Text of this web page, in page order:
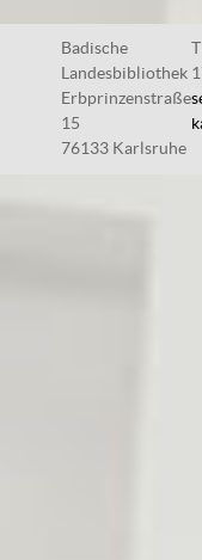
Badische
Landesbibliothek
Erbprinzenstraße
15
76133 Karlsruhe